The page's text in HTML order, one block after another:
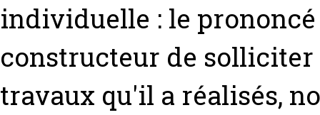
individuelle : le
constructeur de
travaux qu'il a réalisés,